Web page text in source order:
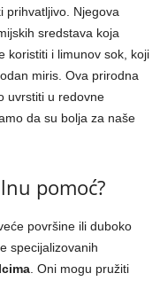
prihvatljivo. Njegova
sredstava koja
koristiti i limunov sok, koji
miris. Ova prirodna
uvrstiti u redovne
da su bolja za naše
pomoć?
površine ili duboko
specijalizovanih
. Oni mogu pružiti